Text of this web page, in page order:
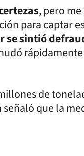
, pero
para captar
se sintió
de
que la